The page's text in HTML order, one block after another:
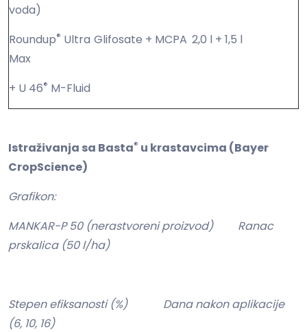
voda)
Roundup® Ultra
Max
+ U 46® M-Fluid
Glifosate + MCPA 2,0 l + 1,5 l
Istraživanja sa Basta® u krastavcima (Bayer
CropScience)
Grafikon:
MANKAR-P 50 (nerastvoreni proizvod) Ranac
prskalica (50 l/ha)
Stepen efiksanosti (%) Dana nakon aplikacije
(6, 10, 16)